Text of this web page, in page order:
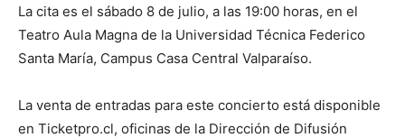
La cita es el sábado 8 de julio, a las 19:00 horas, en el
Teatro Aula Magna de la Universidad Técnica Federico
Santa María, Campus Casa Central Valparaíso.
La venta de entradas para este concierto está disponible
en Ticketpro.cl, oficinas de la Dirección de Difusión